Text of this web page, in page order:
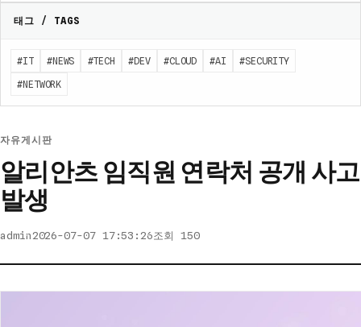
태그 / TAGS
#IT #NEWS #TECH #DEV #CLOUD #AI #SECURITY
#NETWORK
자유게시판
알리안츠 임직원 연락처 공개 사고
발생
admin 2026-07-07 17:53:26조회 150